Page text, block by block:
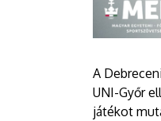
A
UNI-Győr
játékot